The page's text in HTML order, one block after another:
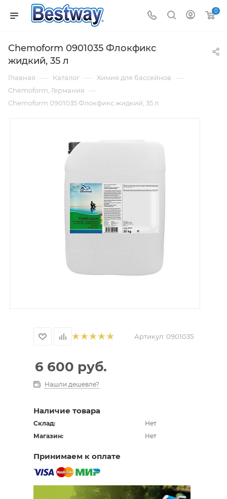
0
Chemoform 0901035 Флокфикс
жидкий, 35 л
Главная — Каталог — Химия для бассейнов —
Chemoform, Германия —
Chemoform 0901035 Флокфикс жидкий, 35 л
Артикул: 0901035
6 600 руб.
Нашли дешевле?
Наличие товара
Склад:
Нет
Магазин:
Нет
Принимаем к оплате